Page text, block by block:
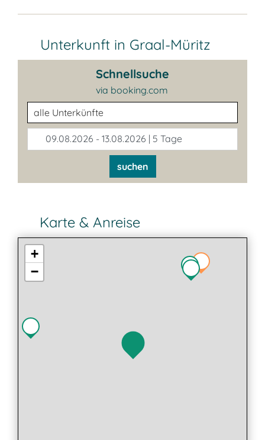
Unterkunft in Graal-Müritz
Schnellsuche
via booking.com
Unterkunftsart
09.08.2026 - 13.08.2026 | 5 Tage
suchen
Karte & Anreise
+
−